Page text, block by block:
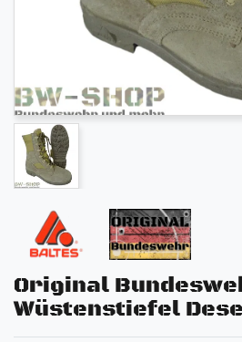
Original
Wüstenstiefel